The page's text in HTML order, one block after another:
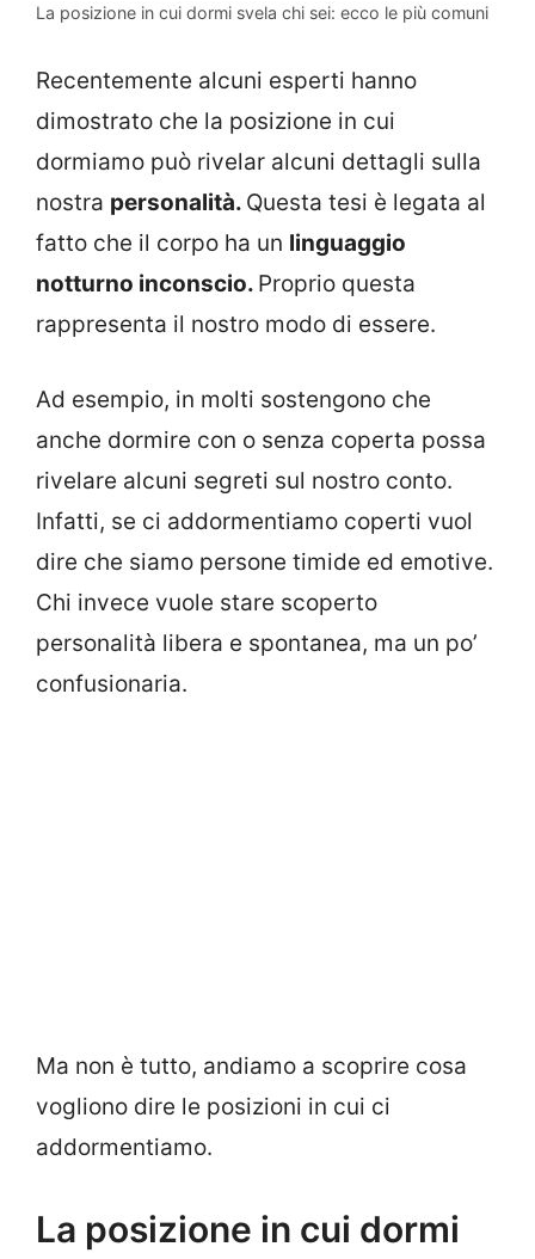
La posizione in cui dormi svela chi sei: ecco le più comuni
Recentemente alcuni esperti hanno
dimostrato che la posizione in cui
dormiamo può rivelar alcuni dettagli sulla
nostra personalità. Questa tesi è legata al
fatto che il corpo ha un linguaggio
notturno inconscio. Proprio questa
rappresenta il nostro modo di essere.
Ad esempio, in molti sostengono che
anche dormire con o senza coperta possa
rivelare alcuni segreti sul nostro conto.
Infatti, se ci addormentiamo coperti vuol
dire che siamo persone timide ed emotive.
Chi invece vuole stare scoperto
personalità libera e spontanea, ma un po’
confusionaria.
Ma non è tutto, andiamo a scoprire cosa
vogliono dire le posizioni in cui ci
addormentiamo.
La posizione in cui dormi